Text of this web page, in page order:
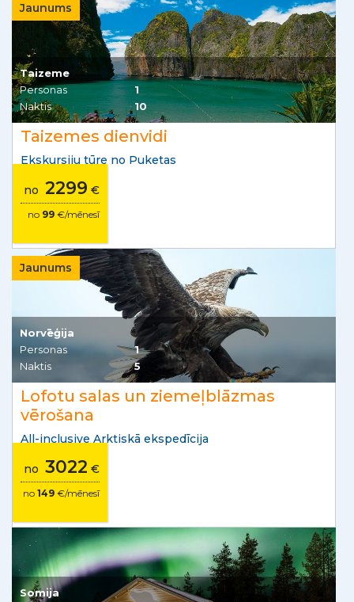
Jaunums
Taizeme
Personas
1
Naktis
10
Taizemes dienvidi
Ekskursiju tūre no Puketas
no 2299 €
no 99 €/mēnesī
Jaunums
Norvēģija
Personas
1
Naktis
5
Lofotu salas un ziemeļblāzmas
vērošana
All-inclusive Arktiskā ekspedīcija
no 3022 €
no 149 €/mēnesī
Somija